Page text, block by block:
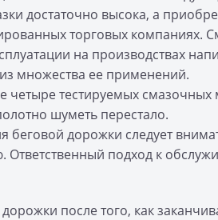
достаточно высока, а
торговых компаниях.
на производствах
множества ее применений.
четыре тестируемых
шуметь перестало.
беговой дорожки следует
подход к
после того, как